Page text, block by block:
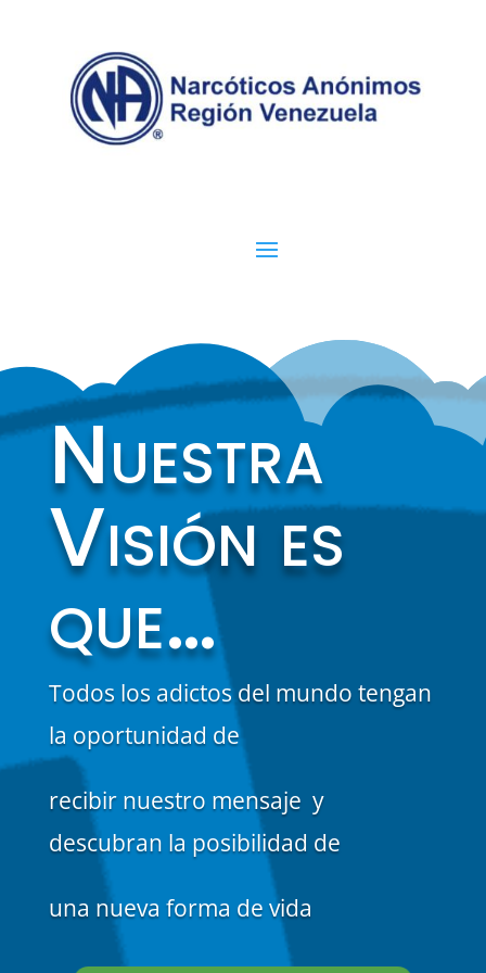
Nuestra
Visión es
que…
Todos los adictos del mundo tengan
la oportunidad de
recibir nuestro mensaje y
descubran la posibilidad de
una nueva forma de vida